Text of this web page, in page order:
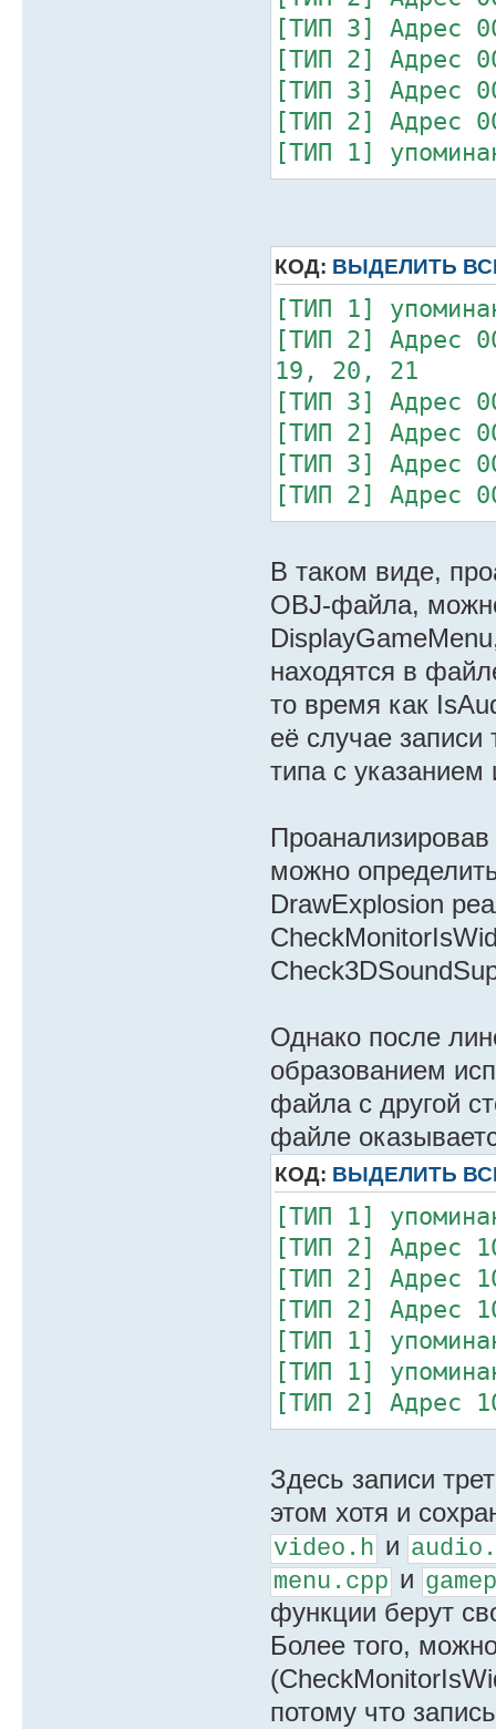
[ТИП 3] Адрес
[ТИП 2] Адрес
[ТИП 3] Адрес
[ТИП 2] Адрес
[ТИП 1]
[ТИП 3] Адрес
[ТИП 2] Адрес
25, 26, 27, 28
[ТИП 3] Адрес
КОД: ВЫДЕЛИТЬ
[ТИП 1]
[ТИП 2] Адрес
19, 20, 21
[ТИП 3] Адрес
[ТИП 2] Адрес
[ТИП 3] Адрес
[ТИП 2] Адрес
[ТИП 1]
[ТИП 3] Адрес
[ТИП 1]
[ТИП 2] Адрес
[ТИП 3] Адрес
[ТИП 1]
[ТИП 2] Адрес
[ТИП 3] Адрес
В таком виде,
OBJ-файла,
находятся в
то время как
её случае записи
типа с
можно
DrawExplosion
Однако после
образованием
файла с другой
файле
КОД: ВЫДЕЛИТЬ
[ТИП 1]
[ТИП 2] Адрес
[ТИП 2] Адрес
[ТИП 2] Адрес
[ТИП 1]
[ТИП 1]
[ТИП 2] Адрес
25, 26, 27, 28
[ТИП 1]
[ТИП 2] Адрес
19, 20, 21
[ТИП 2] Адрес
[ТИП 2] Адрес
[ТИП 1]
[ТИП 1]
[ТИП 2] Адрес
[ТИП 1]
Здесь записи
этом хотя и
video.h и
menu.cpp и
функции берут
Более того,
потому что